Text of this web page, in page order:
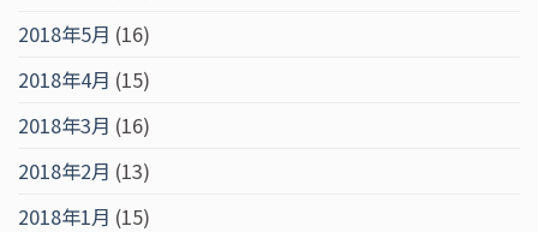
2018年5月 (16)
2018年4月 (15)
2018年3月 (16)
2018年2月 (13)
2018年1月 (15)